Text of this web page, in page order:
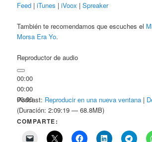
Feed |iTunes |iVoox |Spreaker
También te recomendamos que escuches el
Morsa Era Yo.
Reproductor de audio
00:00
00:00
00:00
Podcast: Reproducir en una nueva ventana |
(Duración: 2:09:19 — 68.8MB)
COMPARTE: